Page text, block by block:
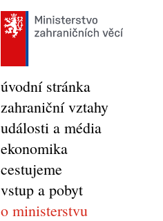
úvodní stránka
zahraniční vztahy
události a média
ekonomika
cestujeme
vstup a pobyt
o ministerstvu